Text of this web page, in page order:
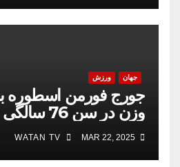
جهان ورزش
جورج فورمن اسطوره
وزن در سن 76 سالگی درگذشت